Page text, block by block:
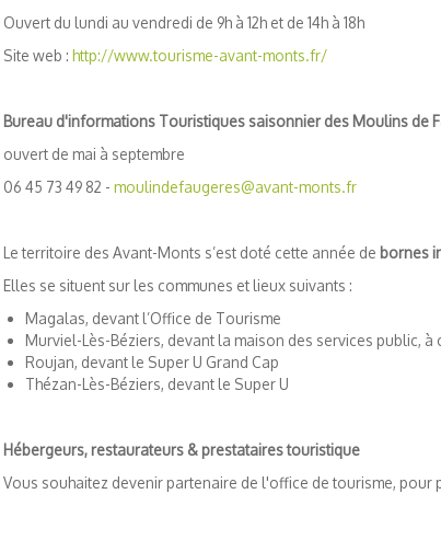
Ouvert du lundi au vendredi de 9h à 12h et de 14h à 18h
Site web : http://www.tourisme-avant-monts.fr/
Bureau d'informations Touristiques saisonnier des Moulins de
ouvert de mai à septembre
06 45 73 49 82 - moulindefaugeres@avant-monts.fr
Le territoire des Avant-Monts s’est doté cette année de bornes
Elles se situent sur les communes et lieux suivants :
Magalas, devant l’Office de Tourisme
Murviel-Lès-Béziers, devant la maison des services public, à
Roujan, devant le Super U Grand Cap
Thézan-Lès-Béziers, devant le Super U
Hébergeurs, restaurateurs & prestataires touristique
Vous souhaitez devenir partenaire de l'office de tourisme, pour